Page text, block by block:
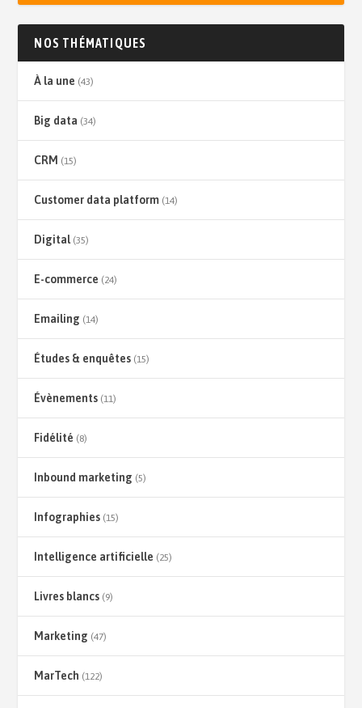
NOS THÉMATIQUES
À la une (43)
Big data (34)
CRM (15)
Customer data platform (14)
Digital (35)
E-commerce (24)
Emailing (14)
Études & enquêtes (15)
Évènements (11)
Fidélité (8)
Inbound marketing (5)
Infographies (15)
Intelligence artificielle (25)
Livres blancs (9)
Marketing (47)
MarTech (122)